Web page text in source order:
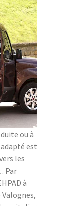
ou à
est
les
Par
à